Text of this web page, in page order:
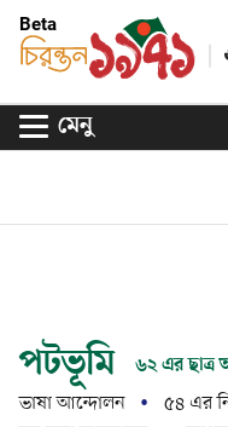
Beta
মেনু
পটভূমি
৬২ এর
ভাষা আন্দোলন
৫৪ এর